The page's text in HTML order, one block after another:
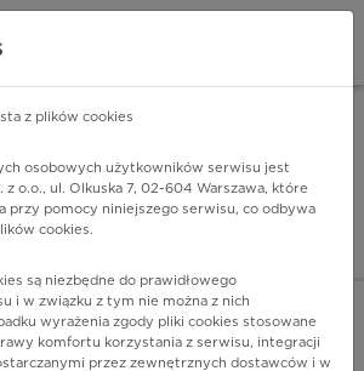
- lider
SIĘ
fantomowego kończyny bez bólu
z plików cookies
osobowych użytkowników serwisu jest
z o.o., ul. Olkuska 7, 02-604 Warszawa, które
przy pomocy niniejszego serwisu, co odbywa
cookies.
są niezbędne do prawidłowego
i w związku z tym nie można z nich
wyrażenia zgody pliki cookies stosowane
komfortu korzystania z serwisu, integracji
przez zewnętrznych dostawców i w
- w Google Play INSTALUJ